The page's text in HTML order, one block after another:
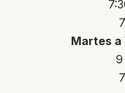
Martes a
9